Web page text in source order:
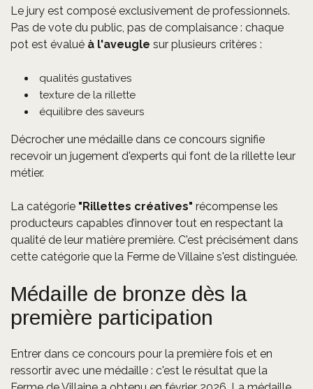
Le jury est composé exclusivement de professionnels.
Pas de vote du public, pas de complaisance : chaque
pot est évalué à l'aveugle sur plusieurs critères :
qualités gustatives
texture de la rillette
équilibre des saveurs
Décrocher une médaille dans ce concours signifie
recevoir un jugement d'experts qui font de la rillette leur
métier.
La catégorie "Rillettes créatives" récompense les
producteurs capables d’innover tout en respectant la
qualité de leur matière première. C'est précisément dans
cette catégorie que la Ferme de Villaine s'est distinguée.
Médaille de bronze dès la
première participation
Entrer dans ce concours pour la première fois et en
ressortir avec une médaille : c'est le résultat que la